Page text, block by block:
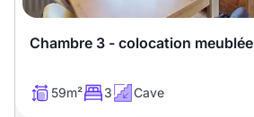
Sélectionner...
communes
Chambre 3 - colocation meublée
59m² 3 Cave